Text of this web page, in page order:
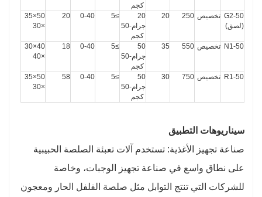
كجم
G2-50
(لصق)
تخصيص 250
20
20
جرام-50
كجم
≥5
0-40
20
50×35
×30
N1-50 تخصيص 550
35
5
0
جرام-50
كجم
≥5
0-40
18
40×30
×40
R1-50 تخصيص 750
30
5
0
جرام-50
كجم
≥5
0-40
58
50×35
×30
سيناريوهات التطبيق
صناعة تجهيز الأغذية: تستخدم آلات تعبئة الصلصة الحبيبية
على نطاق واسع في صناعة تجهيز الوجبات، وخاصة
للشركات التي تنتج التوابل مثل صلصة الفلفل الحار ومعجون